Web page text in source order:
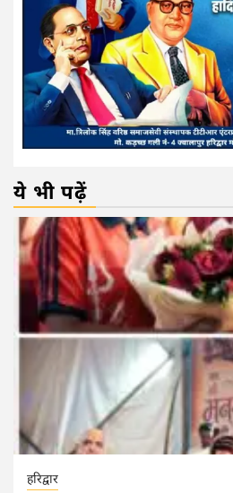
ये भी पढ़ें
हरिद्वार